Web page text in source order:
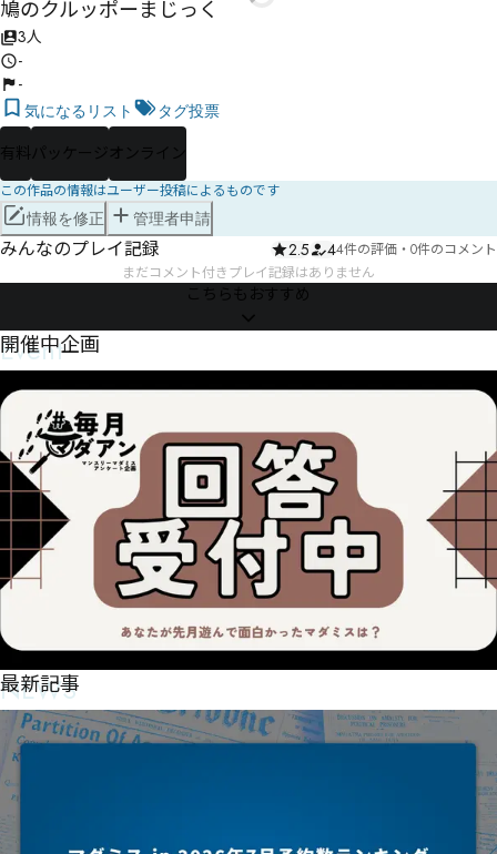
鳩のクルッポーまじっく
3人
-
-
気になるリスト タグ投票
有料 パッケージ オンライン
この作品の情報はユーザー投稿によるものです
情報を修正 管理者申請
みんなのプレイ記録 2.5 44件の評価 ・ 0件のコメント
まだコメント付きプレイ記録はありません
こちらもおすすめ
Event
開催中企画
NEWS
最新記事